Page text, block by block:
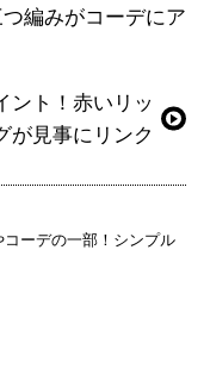
編みがコーデにア
ント！赤いリッ
が見事にリンク
コーデの一部！シンプル